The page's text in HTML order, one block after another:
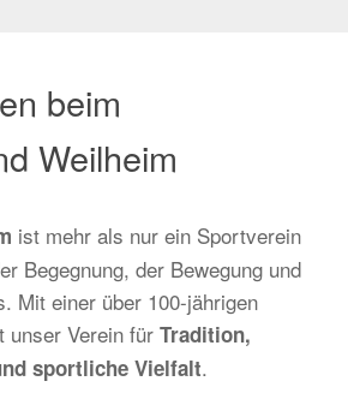
beim
Weilheim
ist mehr als nur ein Sportverein
Begegnung, der Bewegung und
Mit einer über 100-jährigen
unser Verein für Tradition,
sportliche Vielfalt.